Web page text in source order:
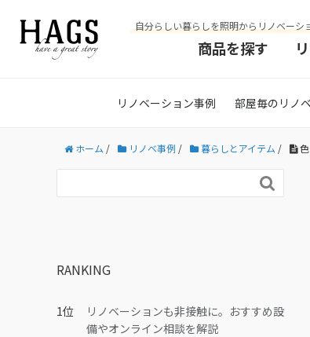
自分らしい暮らしを照明からリノベーシ
商品を探す
リノベーション事例 部屋毎のリノ
ホーム / リノベ事例 / 暮らしとアイテム /

RANKING
リノベーションも非接触に。おすすめ設
備やオンライン相談を解説